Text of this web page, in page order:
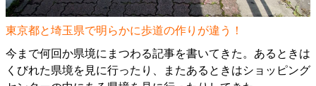
東京都と埼玉県で明らかに歩道の作りが違う！
今まで何回か県境にまつわる記事を書いてきた。あるときは
くびれた県境を見に行ったり、またあるときはショッピング